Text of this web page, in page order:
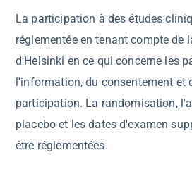
La participation à des études
réglementée en tenant compte de
d'Helsinki en ce qui concerne les
l'information, du consentement et
participation. La randomisation,
placebo et les dates d'examen
être réglementées.